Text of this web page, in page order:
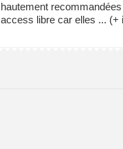
hautement
access libre car elles ... (+